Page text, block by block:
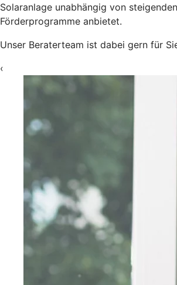
Solaranlage unabhängig von
Förderprogramme anbietet.
Unser Beraterteam ist dabei gern für
‹